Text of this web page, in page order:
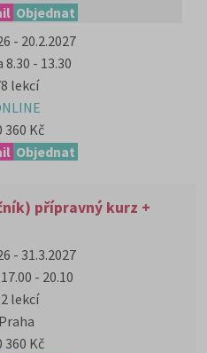
Objednat
- 20.2.2027
- 13.30
lekcí
360 Kč
Objednat
přípravný kurz +
- 31.3.2027
- 20.10
lekcí
Praha
360 Kč